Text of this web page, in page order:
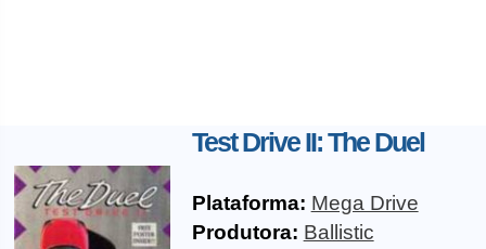
Test Drive II: The Duel
Plataforma: Mega Drive
Produtora: Ballistic